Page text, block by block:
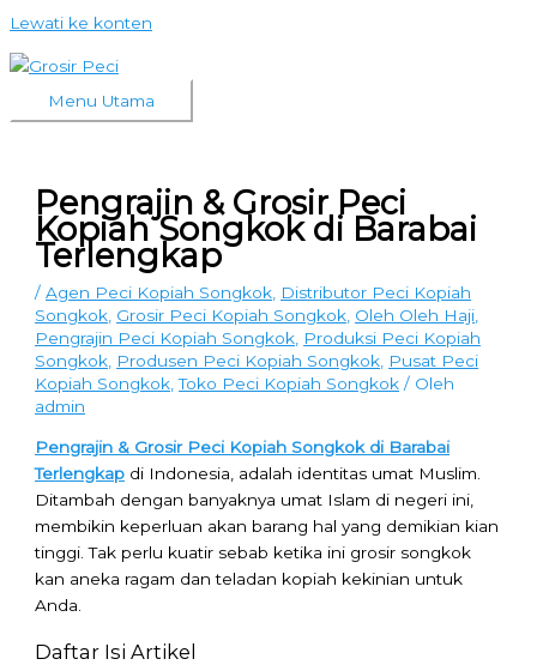
Lewati ke konten
Menu Utama
Pengrajin & Grosir Peci
Kopiah Songkok di Barabai
Terlengkap
/Agen Peci Kopiah Songkok Distributor Peci Kopiah
Songkok Grosir Peci Kopiah Songkok Oleh Oleh Haji
Pengrajin Peci Kopiah Songkok Produksi Peci Kopiah
Songkok Produsen Peci Kopiah Songkok Pusat Peci
Kopiah Songkok ,Toko Peci Kopiah Songkok / Oleh
admin
Pengrajin & Grosir Peci Kopiah Songkok di Barabai
Terlengkap di Indonesia, adalah identitas umat Muslim.
Ditambah dengan banyaknya umat Islam di negeri ini,
membikin keperluan akan barang hal yang demikian kian
tinggi. Tak perlu kuatir sebab ketika ini grosir songkok
kan aneka ragam dan teladan kopiah kekinian untuk
Anda.
Daftar Isi Artikel